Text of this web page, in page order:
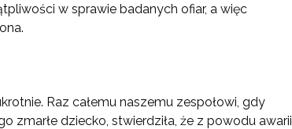
w sprawie badanych ofiar, a więc
Raz całemu naszemu zespołowi, gdy
zmarłe dziecko, stwierdziła, że z powodu awarii